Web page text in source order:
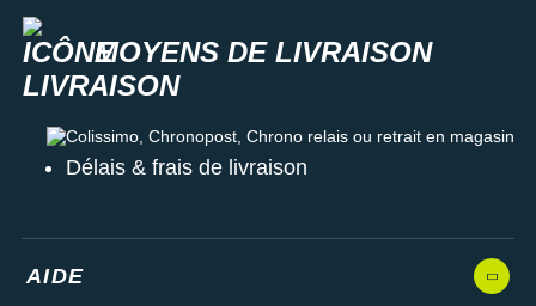
MOYENS DE LIVRAISON
Colissimo, Chronopost, Chrono relais ou retrait en magasin
Délais & frais de livraison
AIDE